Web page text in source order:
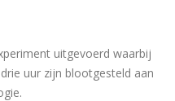
uitgevoerd waarbij
uur zijn blootgesteld aan